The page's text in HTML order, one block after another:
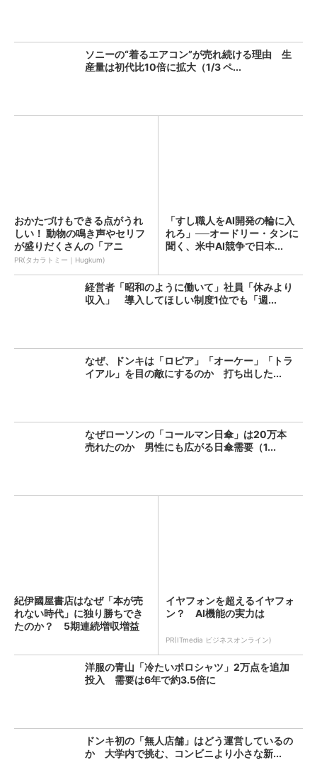
ソニーの“着るエアコン”が売れ続ける理由 生
産量は初代比10倍に拡大（1/3 ペ...
おかたづけもできる点がうれ
しい！ 動物の鳴き声やセリフ
が盛りだくさんの「アニ
ア ...
PR(タカラトミー｜Hugkum)
「すし職人をAI開発の輪に入
れろ」──オードリー・タンに
聞く、米中AI競争で日本...
経営者「昭和のように働いて」社員「休みより
収入」 導入してほしい制度1位でも「週...
なぜ、ドンキは「ロピア」「オーケー」「トラ
イアル」を目の敵にするのか 打ち出した...
なぜローソンの「コールマン日傘」は20万本
売れたのか 男性にも広がる日傘需要（1...
紀伊國屋書店はなぜ「本が売
れない時代」に独り勝ちでき
たのか？ 5期連続増収増益
イヤフォンを超えるイヤフォ
ン？ AI機能の実力は
PR(ITmedia ビジネスオンライン)
洋服の青山「冷たいポロシャツ」2万点を追加
投入 需要は6年で約3.5倍に
ドンキ初の「無人店舗」はどう運営しているの
か 大学内で挑む、コンビニより小さな新...